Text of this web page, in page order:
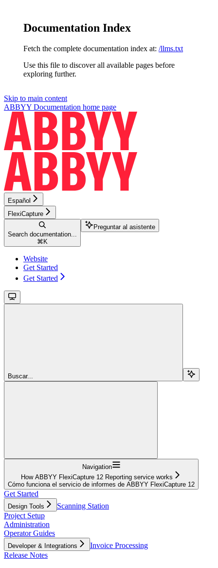
Documentation Index
Fetch the complete documentation index at: /llms.txt
Use this file to discover all available pages before
exploring further.
Skip to main content
ABBYY Documentation home page
Español
FlexiCapture
Search documentation...
⌘ K
Preguntar al asistente
Website
Get Started
Get Started
Buscar...
Navigation
How ABBYY FlexiCapture 12 Reporting service works
Cómo funciona el servicio de informes de ABBYY FlexiCapture 12
Get Started
Design Tools
Scanning Station
Project Setup
Administration
Operator Guides
Developer & Integrations
Invoice Processing
Release Notes